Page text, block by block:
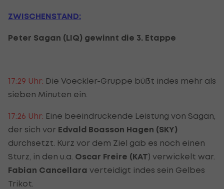
ZWISCHENSTAND:
Peter Sagan (LIQ) gewinnt die 3. Etappe
17:29 Uhr: Die Voeckler-Gruppe büßt indes mehr als
sieben Minuten ein.
17:26 Uhr: Eine beeindruckende Leistung von Sagan,
der sich vor Edvald Boasson Hagen (SKY)
durchsetzt. Kurz vor dem Ziel gab es noch einen
Sturz, in den u.a. Oscar Freire (KAT) verwickelt war.
Fabian Cancellara verteidigt indes sein Gelbes
Trikot.